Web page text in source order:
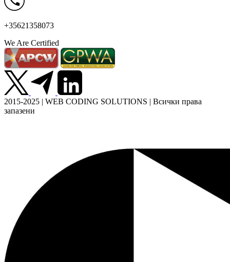
+35621358073
We Are Certified
2015-2025 | WEB CODING SOLUTIONS | Всички права
запазени